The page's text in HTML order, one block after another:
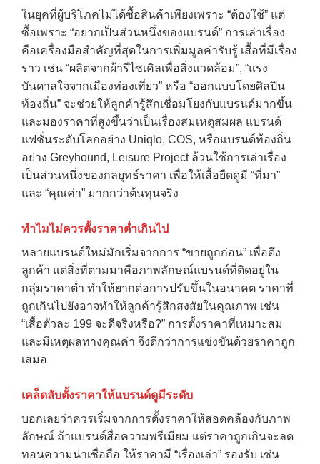
ในยุคที่ผู้บริโภคไม่ได้ซื้อสินค้าเพียงเพราะ “ต้องใช้” แต่
ซื้อเพราะ “อยากเป็นส่วนหนึ่งของแบรนด์” การเล่าเรื่อง
คือเครื่องมือสำคัญที่สุดในการเพิ่มมูลค่ารับรู้ เสื้อที่มีเรื่อง
ราว เช่น “ผลิตจากผ้ารีไซเคิลเพื่อสิ่งแวดล้อม”, “แรง
บันดาลใจจากเมืองท่องเที่ยว” หรือ “ออกแบบโดยศิลปิน
ท้องถิ่น” จะช่วยให้ลูกค้ารู้สึกเชื่อมโยงกับแบรนด์มากขึ้น
และมองราคาที่สูงขึ้นว่าเป็นเรื่องสมเหตุสมผล แบรนด์
แฟชั่นระดับโลกอย่าง Uniqlo, COS, หรือแบรนด์ท้องถิ่น
อย่าง Greyhound, Leisure Project ล้วนใช้การเล่าเรื่อง
เป็นส่วนหนึ่งของกลยุทธ์ราคา เพื่อให้เสื้อยืดดูมี “ที่มา”
และ “คุณค่า” มากกว่าต้นทุนจริง
ทำไมไม่ควรตั้งราคาต่ำเกินไป
หลายแบรนด์ใหม่มักเริ่มจากการ “ขายถูกก่อน” เพื่อดึง
ลูกค้า แต่สิ่งที่ตามมาคือภาพลักษณ์แบรนด์ที่ติดอยู่ใน
กลุ่มราคาต่ำ ทำให้ยากต่อการปรับขึ้นในอนาคต ราคาที่
ถูกเกินไปยังอาจทำให้ลูกค้ารู้สึกสงสัยในคุณภาพ เช่น
“เสื้อตัวละ 199 จะดีจริงหรือ?” การตั้งราคาที่เหมาะสม
และมีเหตุผลทางคุณค่า จึงดีกว่าการแข่งขันด้วยราคาถูก
เสมอ
เคล็ดลับตั้งราคาให้แบรนด์ดูมีระดับ
บอกเลยว่าควรเริ่มจากการตั้งราคาให้สอดคล้องกับภาพ
ลักษณ์ ถ้าแบรนด์สื่อความพรีเมียม แต่ราคาถูกเกินจะลด
ทอนความน่าเชื่อถือ ให้ราคามี “เรื่องเล่า” รองรับ เช่น